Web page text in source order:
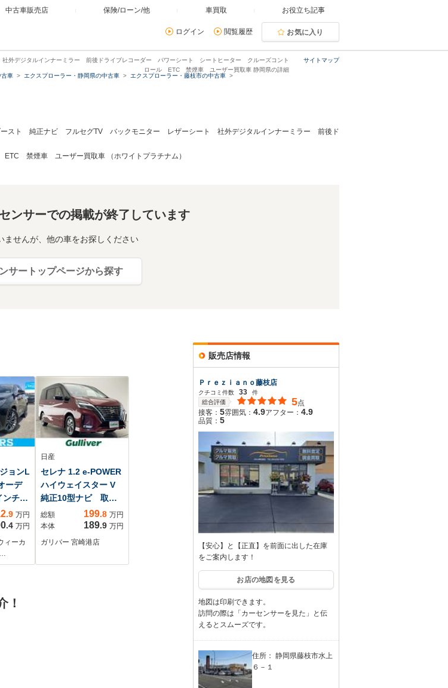
中古車販売店 保険/ローン/他 車買取 お役立ち記事
ログイン 閲覧履歴 お気に入り
サイトマップ
外デジタルインナーミラー 前後ドライブレコーダー パワーシート シートヒーター クルーズコント
ロール ETC 禁煙車 ユーザー買取車 静岡県の詳細
古車 エクスプローラー・静岡県の中古車
エクスプローラー・藤枝市の中古車
ースト 純正ナビ フルセグTV バックモニター レザーシート 社外デジタルインナーミラー 前後ド
禁煙車 ユーザー買取車 （ホワイトプラチナム）
ンサーでの掲載が終了しています
ませんが、他の車をお探しください
サートップページから探す
ョンL
ーデ
ンチ/
ーミ
置/シ
席/パ
ーモ
防止
.9 万円
.4 万円
ィーカ
日産
セレナ 1.2 e-POWER
ハイウェイスター V
純正10型ナビ 取扱
説明書 盗難防止装
置 衝撃軽減装置
横滑り防止装置 ス
ズコントロール プ
総額 199.8 万円
本体
189.9 万円
ガリバー 宮崎港店
！
販売店情報
Ｐｒｅｚｉａｎｏ藤枝店
クチコミ件数 33
件
総合評価
5点
接客： 5雰囲気： 4.9アフター： 4.9
品質： 5
【安心】と【正直】を前面に出した在庫
をご案内します！
お店の地図を見る
地図は印刷できます。
訪問の際は「カーセンサーを見た」と伝
えるとスムーズです。
住所： 静岡県藤枝市水上
６－１